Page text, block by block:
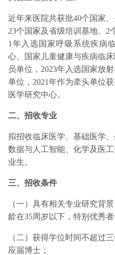
近年来医院共获批40个国家
23个国家及省级培训基地、2
1年入选国家呼吸系统疾病
心、国家儿童健康与疾病临
员单位，2023年入选国家放
单位，2021年作为牵头单位
医学研究中心。
二、招收专业
拟招收临床医学、基础医学
数据与人工智能、化学及医
业生。
三、招收条件
（一）具有相关专业研究背
龄在35周岁以下，特别优秀者
（二）获得学位时间不超过
应届博士；